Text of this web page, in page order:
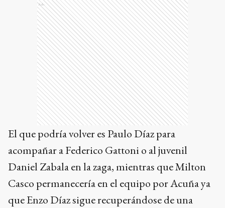
Ads
El que podría volver es Paulo Díaz para
acompañar a Federico Gattoni o al juvenil
Daniel Zabala en la zaga, mientras que Milton
Casco permanecería en el equipo por Acuña ya
que Enzo Díaz sigue recuperándose de una